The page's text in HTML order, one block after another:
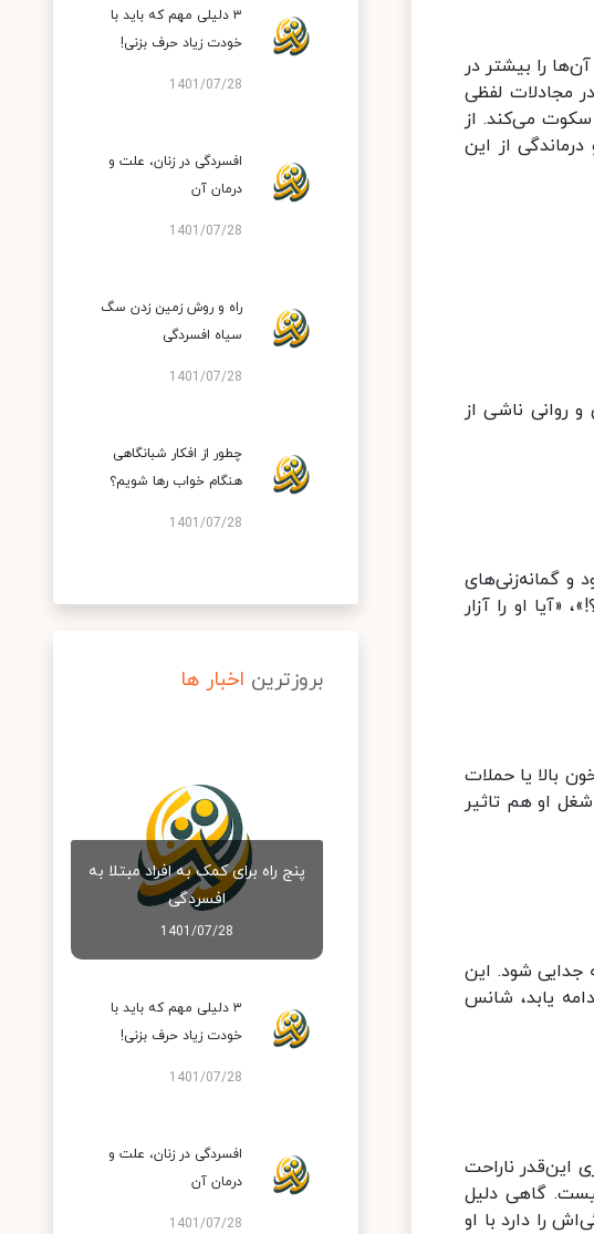
را بیشتر در
مجادلات لفظی
می‌کند. از
از این
روانی ناشی از
گمانه‌زنی‌های
او را آزار
بالا یا حملات
او هم تاثیر
جدایی شود. این
یابد، شانس
این‌قدر ناراحت
گاهی دلیل
را دارد با او
۳ دلیلی مهم که باید با
خودت زیاد حرف بزنی!
1401/07/28
افسردگی در زنان، علت و
درمان آن
1401/07/28
راه و روش زمین زدن سگ
سیاه افسردگی
1401/07/28
چطور از افکار شبانگاهی
هنگام خواب رها شویم؟
1401/07/28
بروزترین اخبار ها
پنج راه برای کمک به افراد مبتلا به
افسردگی
1401/07/28
۳ دلیلی مهم که باید با
خودت زیاد حرف بزنی!
1401/07/28
افسردگی در زنان، علت و
درمان آن
1401/07/28